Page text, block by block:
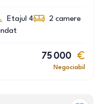
Etajul 4 2 camere
75 000
Negociabil